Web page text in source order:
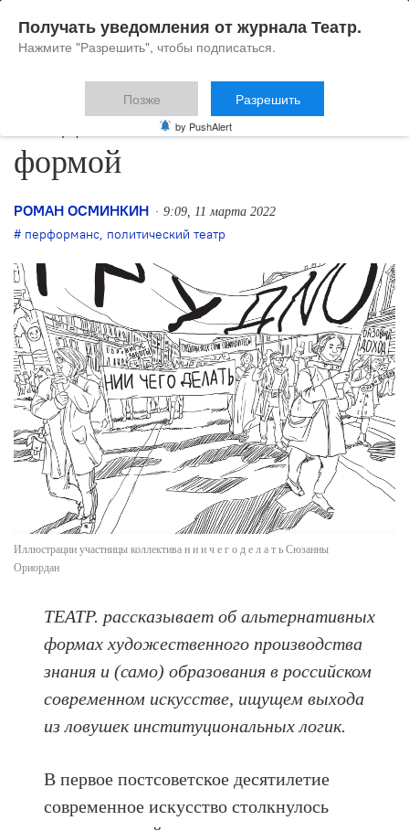
Когда знание становится
формой
РОМАН ОСМИНКИН 9:09, 11 марта 2022
перформанс, политический театр
Иллюстрации участницы коллектива н и и ч е г о д е л а т ь Сюзанны
Ориордан
ТЕАТР. рассказывает об альтернативных
формах художественного производства
знания и (само) образования в российском
современном искусстве, ищущем выхода
из ловушек институциональных логик.
В первое постсоветское десятилетие
современное искусство столкнулось
Получать уведомления от журнала Театр.
Нажмите "Разрешить", чтобы подписаться.
Позже Разрешить
by PushAlert